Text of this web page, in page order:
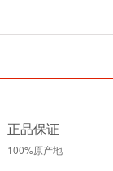
正品保证
100%原产地